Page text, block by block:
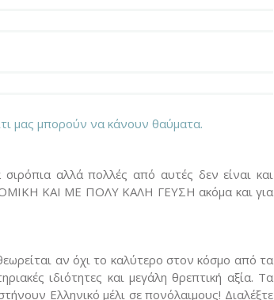
μας μπορούν να κάνουν θαύματα.
αλλά πολλές από αυτές δεν είναι και
ΚΑΙ ΜΕ ΠΟΛΥ ΚΑΛΗ ΓΕΥΣΗ ακόμα και για
αν όχι το καλύτερο στον κόσμο από τα
ιδιότητες και μεγάλη θρεπτική αξία. Τα
Ελληνικό μέλι σε πονόλαιμους! Διαλέξτε